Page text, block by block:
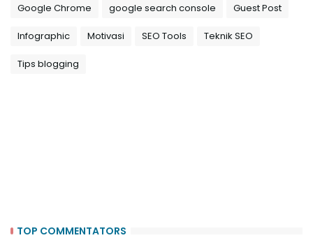
Google Chrome google search console Guest Post
Infographic Motivasi SEO Tools Teknik SEO
Tips blogging
TOP COMMENTATORS